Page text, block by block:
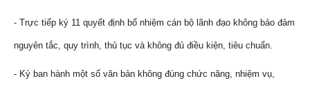
- Trực tiếp ký 11 quyết định bổ nhiệm cán bộ lãnh đạo không bảo đảm
nguyên tắc, quy trình, thủ tục và không đủ điều kiện, tiêu chuẩn.
- Ký ban hành một số văn bản không đúng chức năng, nhiệm vụ,